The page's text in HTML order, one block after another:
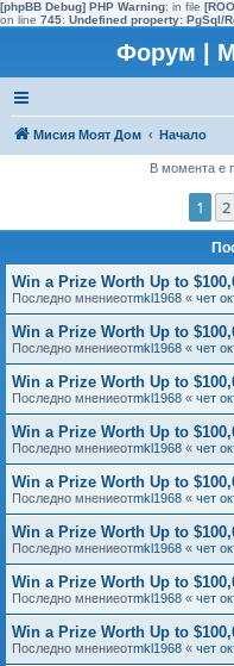
[phpBB Debug] PHP Warning: in file
on line 745: Undefined property: PgSql/
Форум |
Мисия Моят Дом Начало
В момента е
1 2
Win a Prize Worth Up to
Последно мнениеотmkl1968 « чет
Win a Prize Worth Up to
Последно мнениеотmkl1968 « чет
Win a Prize Worth Up to
Последно мнениеотmkl1968 « чет
Win a Prize Worth Up to
Последно мнениеотmkl1968 « чет
Win a Prize Worth Up to
Последно мнениеотmkl1968 « чет
Win a Prize Worth Up to
Последно мнениеотmkl1968 « чет
Win a Prize Worth Up to
Последно мнениеотmkl1968 « чет
Win a Prize Worth Up to
Последно мнениеотmkl1968 « чет